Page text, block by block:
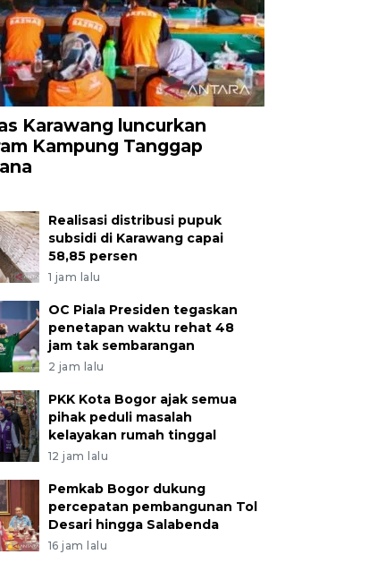
Karawang luncurkan
Kampung Tanggap
Realisasi distribusi pupuk
subsidi di Karawang capai
58,85 persen
1 jam lalu
OC Piala Presiden tegaskan
penetapan waktu rehat 48
jam tak sembarangan
2 jam lalu
PKK Kota Bogor ajak semua
pihak peduli masalah
kelayakan rumah tinggal
12 jam lalu
Pemkab Bogor dukung
percepatan pembangunan Tol
Desari hingga Salabenda
16 jam lalu